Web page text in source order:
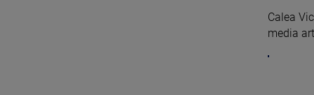
Calea
media